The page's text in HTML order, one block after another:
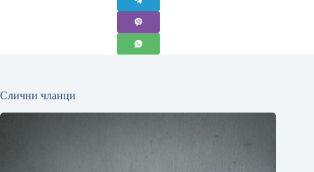
Слични чланци